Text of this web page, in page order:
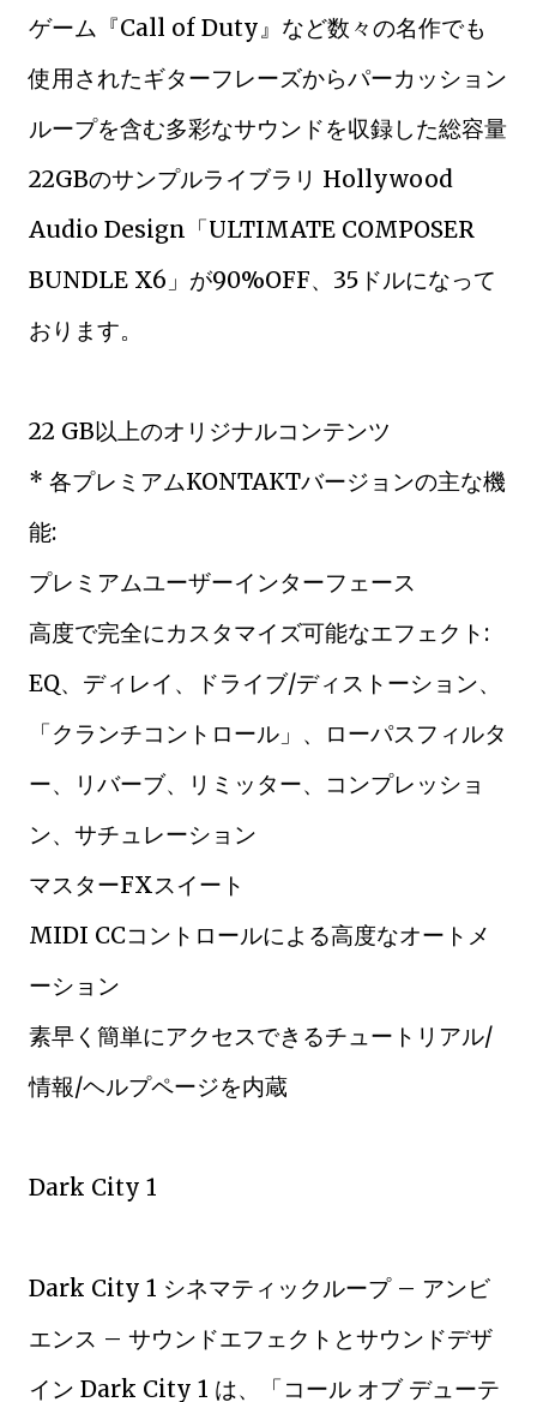
ゲーム『Call of Duty』など数々の名作でも
使用されたギターフレーズからパーカッション
ループを含む多彩なサウンドを収録した総容量
22GBのサンプルライブラリ Hollywood
Audio Design「ULTIMATE COMPOSER
BUNDLE X6」が90%OFF、35ドルになって
おります。
22 GB以上のオリジナルコンテンツ
* 各プレミアムKONTAKTバージョンの主な機
能:
プレミアムユーザーインターフェース
高度で完全にカスタマイズ可能なエフェクト:
EQ、ディレイ、ドライブ/ディストーション、
「クランチコントロール」、ローパスフィルタ
ー、リバーブ、リミッター、コンプレッショ
ン、サチュレーション
マスターFXスイート
MIDI CCコントロールによる高度なオートメ
ーション
素早く簡単にアクセスできるチュートリアル/
情報/ヘルプページを内蔵
Dark City 1
Dark City 1 シネマティックループ – アンビ
エンス – サウンドエフェクトとサウンドデザ
イン Dark City 1 は、「コール オブ デューテ